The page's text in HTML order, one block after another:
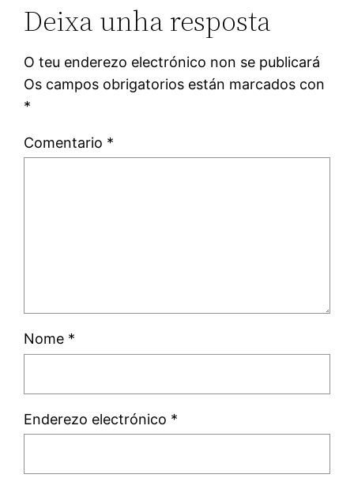
Deixa unha resposta
O teu enderezo electrónico non se publicará
Os campos obrigatorios están marcados con
*
Comentario *
Nome *
Enderezo electrónico *